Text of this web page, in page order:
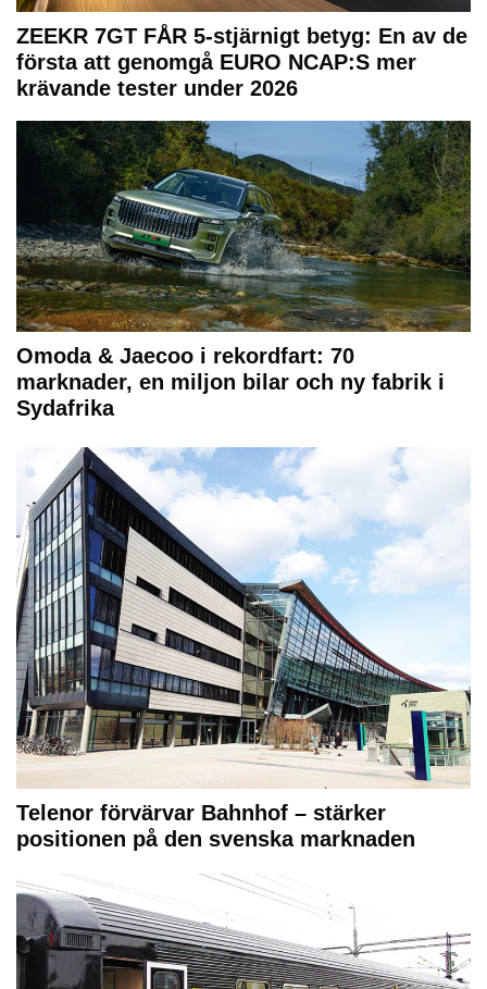
ZEEKR 7GT FÅR 5-stjärnigt betyg: En av de
första att genomgå EURO NCAP:S mer
krävande tester under 2026
Omoda & Jaecoo i rekordfart: 70
marknader, en miljon bilar och ny fabrik i
Sydafrika
Telenor förvärvar Bahnhof – stärker
positionen på den svenska marknaden